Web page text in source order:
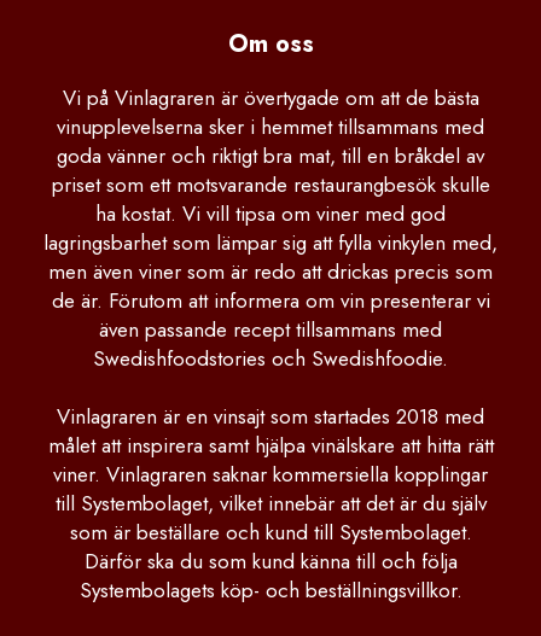
Om oss
Vi på Vinlagraren är övertygade om att de bästa
vinupplevelserna sker i hemmet tillsammans med
goda vänner och riktigt bra mat, till en bråkdel av
priset som ett motsvarande restaurangbesök skulle
ha kostat. Vi vill tipsa om viner med god
lagringsbarhet som lämpar sig att fylla vinkylen med,
men även viner som är redo att drickas precis som
de är. Förutom att informera om vin presenterar vi
även passande recept tillsammans med
Swedishfoodstories och Swedishfoodie.
Vinlagraren är en vinsajt som startades 2018 med
målet att inspirera samt hjälpa vinälskare att hitta rätt
viner. Vinlagraren saknar kommersiella kopplingar
till Systembolaget, vilket innebär att det är du själv
som är beställare och kund till Systembolaget.
Därför ska du som kund känna till och följa
Systembolagets köp- och beställningsvillkor.